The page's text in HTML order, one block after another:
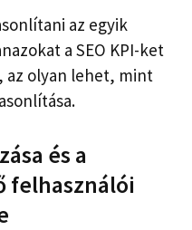
az egyik
a SEO KPI-ket
az olyan lehet, mint
és a
felhasználói